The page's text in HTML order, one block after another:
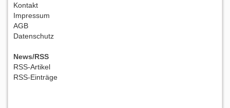
Kontakt
Impressum
AGB
Datenschutz
News/RSS
RSS-Artikel
RSS-Einträge